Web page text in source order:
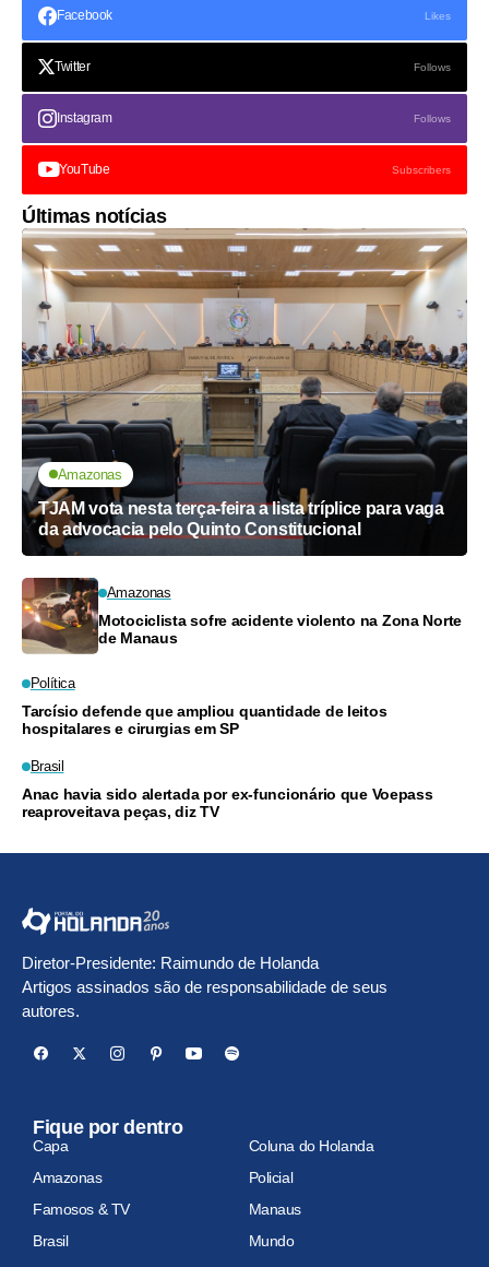
Facebook Likes
Twitter Follows
Instagram Follows
YouTube Subscribers
Últimas notícias
Amazonas
TJAM vota nesta terça-feira a lista tríplice para vaga
da advocacia pelo Quinto Constitucional
Amazonas
Motociclista sofre acidente violento na Zona Norte
de Manaus
Política
Tarcísio defende que ampliou quantidade de leitos
hospitalares e cirurgias em SP
Brasil
Anac havia sido alertada por ex-funcionário que Voepass
reaproveitava peças, diz TV
Diretor-Presidente: Raimundo de Holanda
Artigos assinados são de responsabilidade de seus
autores.
Fique por dentro
Capa
Coluna do Holanda
Amazonas
Policial
Famosos & TV
Manaus
Brasil
Mundo